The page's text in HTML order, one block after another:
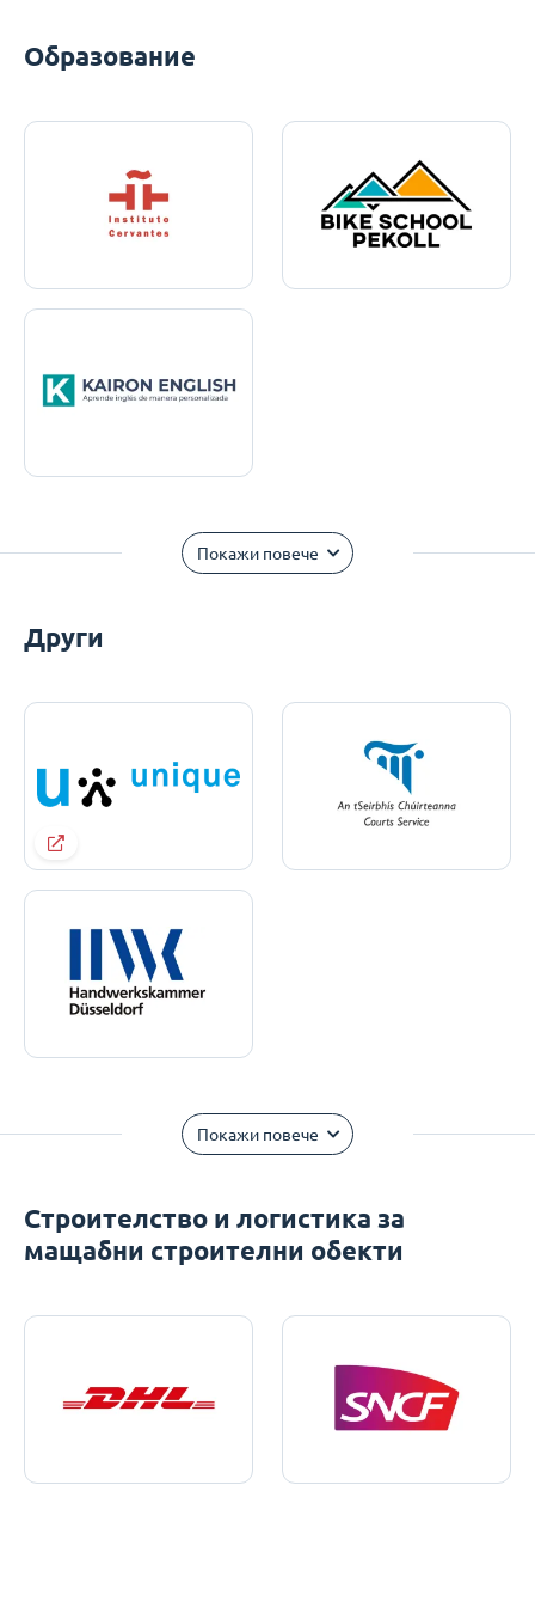
Образование
Покажи повече
Други
Покажи повече
Строителство и логистика за
мащабни строителни обекти